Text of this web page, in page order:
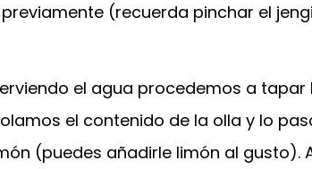
(recuerda pinchar el
el agua procedemos a
el contenido de la olla y lo
(puedes añadirle limón al gusto).